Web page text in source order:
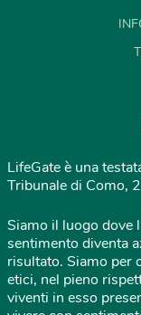
LifeGate è una
Tribunale di Como,
Siamo il luogo dove
sentimento diventa
risultato. Siamo per
etici, nel pieno
viventi in esso